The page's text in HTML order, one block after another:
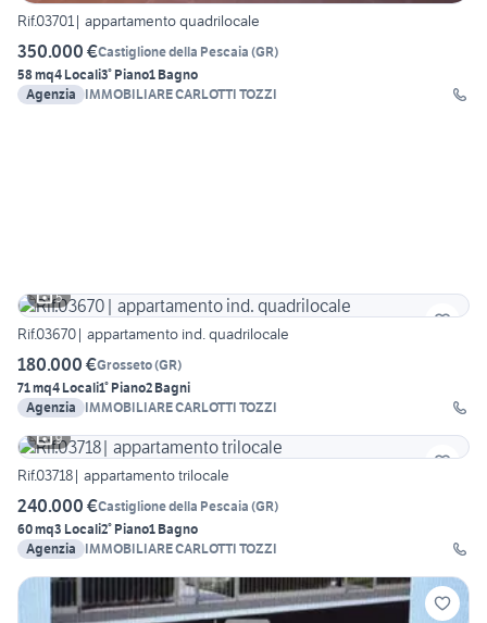
Rif.03701| appartamento quadrilocale
350.000 €Castiglione della Pescaia (GR)
58 mq4 Locali3° Piano1 Bagno
Agenzia
IMMOBILIARE CARLOTTI TOZZI
5
Rif.03670| appartamento ind. quadrilocale
180.000 €Grosseto(GR)
71 mq4 Locali1° Piano2 Bagni
Agenzia
IMMOBILIARE CARLOTTI TOZZI
9
Rif.03718| appartamento trilocale
240.000 €Castiglione della Pescaia (GR)
60 mq3 Locali2° Piano1 Bagno
Agenzia
IMMOBILIARE CARLOTTI TOZZI